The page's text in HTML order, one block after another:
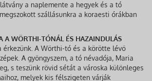
a naplemente a hegyek és a tó
szállásunkra a koraesti órákban
A WÖRTHI-TÓNÁL ÉS HAZAINDULÁS
érkezünk. A Wörthi-tó és a körötte lévő
A gyöngyszem, a tó névadója, Maria
s teszünk rövid sétát a városka különleges
melyek kis félszigeten várják